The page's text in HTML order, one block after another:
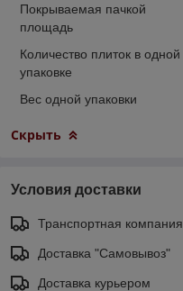
Покрываемая пачкой
площадь
Количество плиток в одной
упаковке
Вес одной упаковки
Скрыть
Условия доставки
Транспортная компания
Доставка "Самовывоз"
Доставка курьером